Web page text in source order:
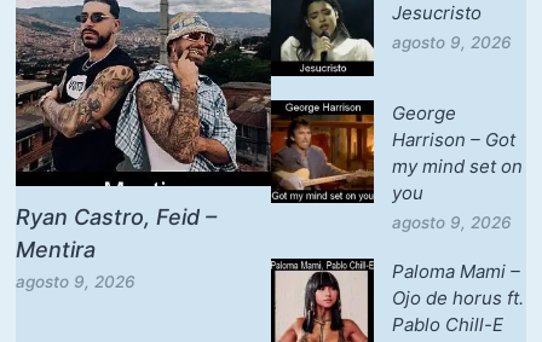
Ryan Castro, Feid –
Mentira
agosto 9, 2026
Jesucristo
agosto 9, 2026
George
Harrison – Got
my mind set on
you
agosto 9, 2026
Paloma Mami –
Ojo de horus ft.
Pablo Chill-E